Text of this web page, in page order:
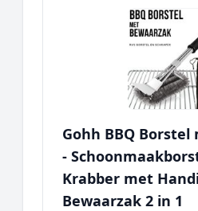
Gohh BBQ
-
Krabber met
Bewaarzak 2 in 1